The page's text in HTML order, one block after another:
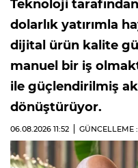
Teknoloji
dolarlık yatırımla
dijital ürün kalite
manuel bir iş
ile güçlendirilmiş
dönüştürüyor.
06.08.2026 11:52 GÜNCELLEME